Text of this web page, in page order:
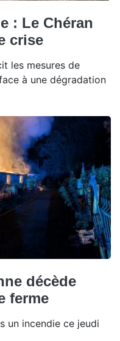
: Le Chéran
crise
les mesures de
à une dégradation
décède
ferme
un incendie ce jeudi